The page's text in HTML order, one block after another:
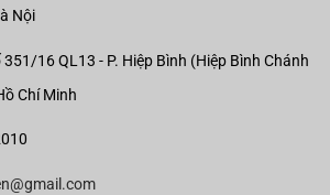
Nội
351/16 QL13 - P. Hiệp Bình (Hiệp Bình Chánh
Chí Minh